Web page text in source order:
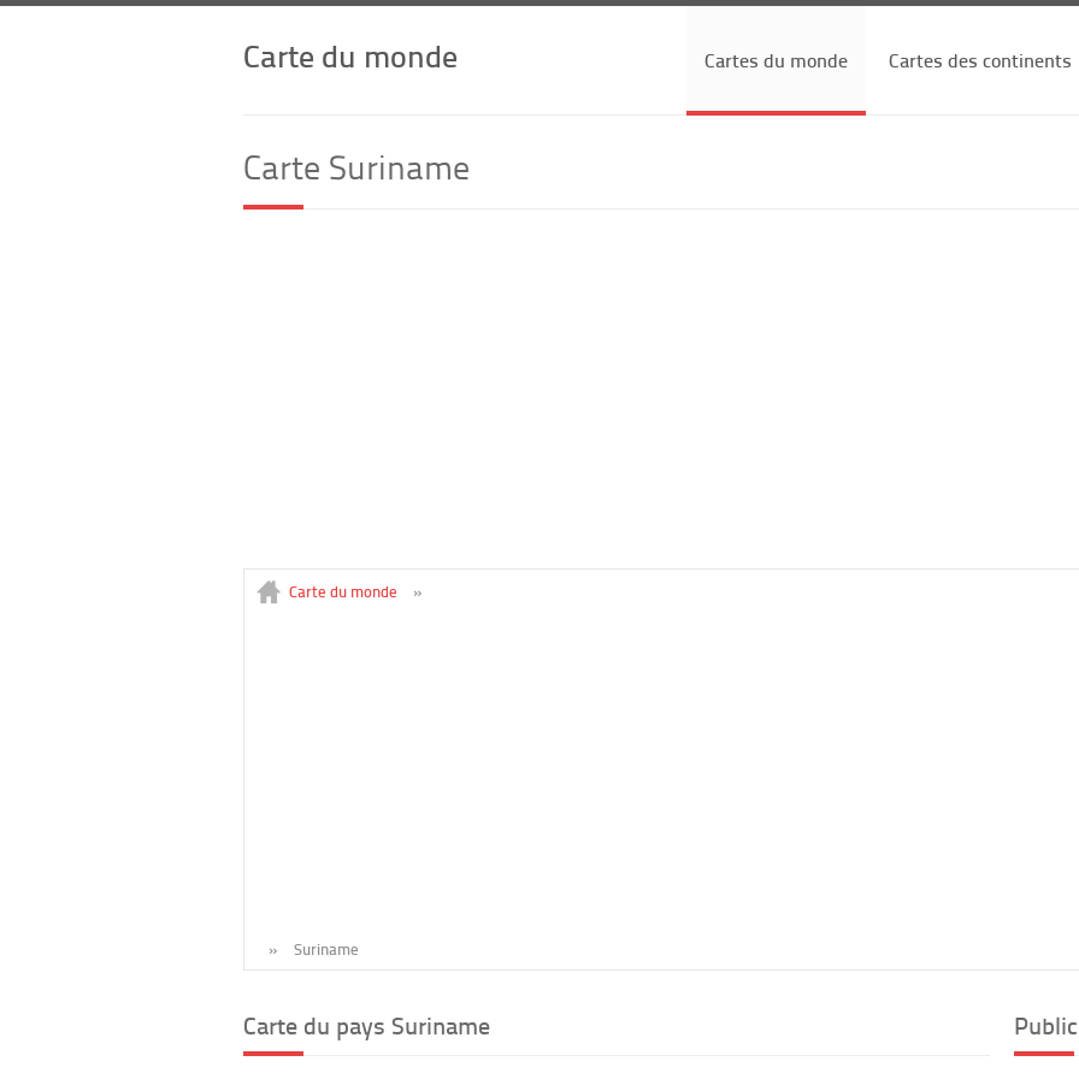
Carte du monde Cartes du monde Cartes des continents
Carte Suriname
Carte du monde »
» Suriname
Carte du pays Suriname